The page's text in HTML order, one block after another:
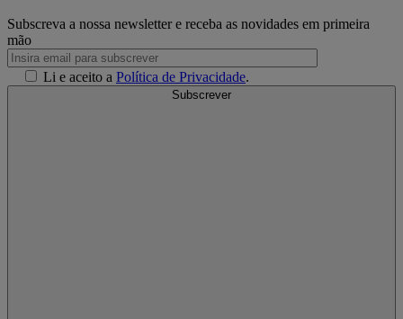
Subscreva a nossa newsletter e receba as novidades em primeira
mão
Li e aceito a Política de Privacidade.
Subscrever